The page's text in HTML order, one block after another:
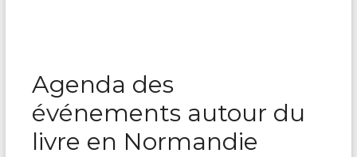
Agenda des
événements autour du
livre en Normandie